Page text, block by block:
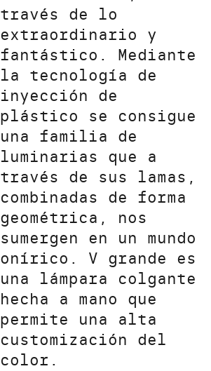
través de lo
extraordinario y
fantástico. Mediante
la tecnología de
inyección de
plástico se consigue
una familia de
luminarias que a
través de sus lamas,
combinadas de forma
geométrica, nos
sumergen en un mundo
onírico. V grande es
una lámpara colgante
hecha a mano que
permite una alta
customización del
color.